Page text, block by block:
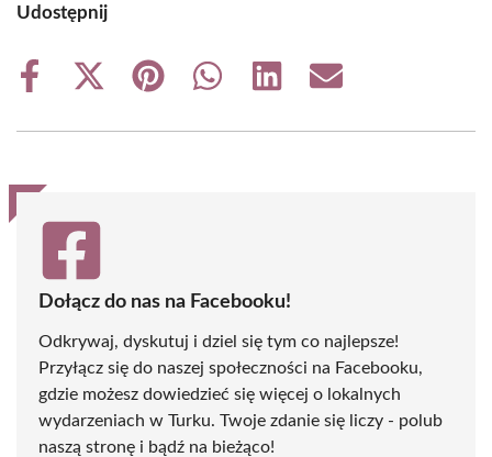
Udostępnij
Share
Share
(Twitter)
Share
Share
Share
Share
Dołącz do nas na Facebooku!
Odkrywaj, dyskutuj i dziel się tym co najlepsze!
Przyłącz się do naszej społeczności na Facebooku,
gdzie możesz dowiedzieć się więcej o lokalnych
wydarzeniach w Turku. Twoje zdanie się liczy - polub
naszą stronę i bądź na bieżąco!